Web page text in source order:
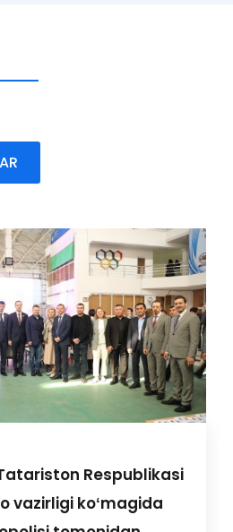
Respublikasi
vazirligi koʻmagida